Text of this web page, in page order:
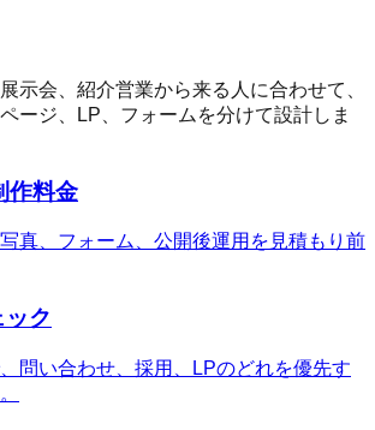
示会、紹介営業から来る人に合わせて、
ージ、LP、フォームを分けて設計しま
作料金
真、フォーム、公開後運用を見積もり前
ック
問い合わせ、採用、LPのどれを優先す